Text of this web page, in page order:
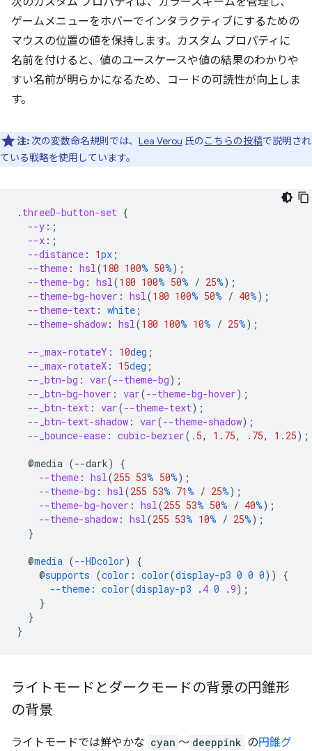
ゲームメニューをホバーでインタラクティブにするための
マウスの位置の値を保持します。カスタム プロパティに
名前を付けると、値のユースケースや値の結果のわかりや
すい名前が明らかになるため、コードの可読性が向上しま
す。
注:次の変数命名規則では、 Lea Verou 氏の こちらの投稿で説明され
ている戦略を使用しています。
. threeD-button-set {
--y :;
--x :;
--distance : 1px ;
--theme : hsl(180 100% 50%);
--theme-bg : hsl(180 100% 50% / 25%);
--theme-bg-hover : hsl(180 100% 50% / 40%);
--theme-text : white ;
--theme-shadow : hsl(180 100% 10% / 25%);
--_max-rotateY : 10deg ;
--_max-rotateX : 15deg ;
--_btn-bg : var(--theme-bg);
--_btn-bg-hover : var(--theme-bg-hover);
--_btn-text : var(--theme-text);
--_btn-text-shadow : var(--theme-shadow);
--_bounce-ease : cubic-bezier( .5, 1.75, .75, 1.25);
@media (--dark)
{
--theme : hsl(255 53% 50%);
--theme-bg : hsl(255 53% 71% / 25%);
--theme-bg-hover : hsl(255 53% 50% / 40%);
--theme-shadow : hsl(255 53% 10% / 25%);
}
@media (--HDcolor)
{
@supports (color : color(display-p3 0 0 0))
{
--theme : color(display-p3 . 4 0 .9);
}
}
}
ライトモードとダークモードの背景の円錐形
の背景
ライトモードでは鮮やかな cyan ～ deeppink の円錐グ